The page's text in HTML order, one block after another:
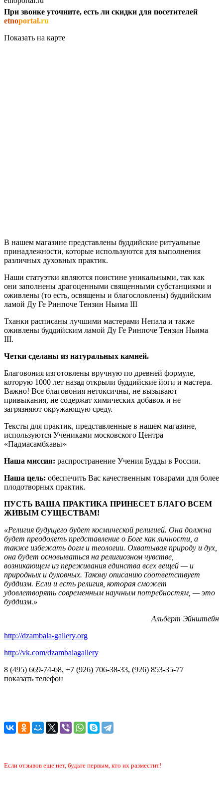
При звонке уточните, есть ли скидки для посетителей
etnoportal.ru
Показать на карте
В нашем магазине представлены буддийские ритуальные
принадлежности, которые используются для выполнения
различных духовных практик.
Наши статуэтки являются поистине уникальными, так как
они заполнены драгоценными священными субстанциями и
оживлены (то есть, освящены и благословлены) буддийским
ламой Ду Ге Ринпоче Тензин Ньима III
Тханки расписаны лучшими мастерами Непала и также
оживлены буддийским ламой Ду Ге Ринпоче Тензин Ньима
III.
Четки сделаны из натуральных камней.
Благовония изготовлены вручную по древней формуле,
которую 1000 лет назад открыли буддийские йоги и мастера.
Важно! Все благовония нетоксичны, не вызывают
привыкания, не содержат химических добавок и не
загрязняют окружающую среду.
Тексты для практик, представленные в нашем магазине,
используются Учениками московского Центра
«Падмасамбхавы»
Наша миссия: распространение Учения Будды в России.
Наша цель: обеспечить Вас качественным товарами для более
плодотворных практик.
ПУСТЬ ВАША ПРАКТИКА ПРИНЕСЕТ БЛАГО ВСЕМ
ЖИВЫМ СУЩЕСТВАМ!
«Религия будущего будет космической религией. Она должна
будет преодолеть представление о Боге как личности, а
также избежать догм и теологии. Охватывая природу и дух,
она будет основываться на религиозном чувстве,
возникающем из переживания единства всех вещей — и
природных и духовных. Такому описанию соответствует
буддизм. Если и есть религия, которая сможет
удовлетворять современным научным потребностям, — это
буддизм.»
Альберт Эйнштейн
http://dzambala-gallery.org
http://vk.com/dzambalagallery
8 (495) 669-74-68, +7 (926) 706-38-33, (926) 853-35-77
показать телефон
Если отзывов еще нет, будьте первым, кто их разместит!